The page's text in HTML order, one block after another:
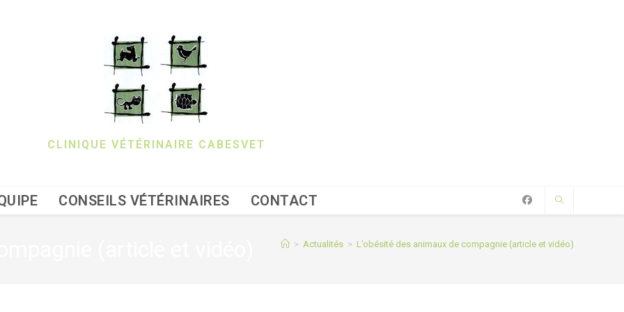
CLINIQUE VÉTÉRINAIRE CABESVET
CONSEILS VÉTÉRINAIRES CONTACT
> Actualités > L’obésité des animaux de compagnie (article et vidéo)